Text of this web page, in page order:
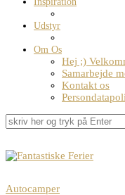
Udstyr
Om Os
Hej ;)
Samarbejde
Kontakt os
Autocamper